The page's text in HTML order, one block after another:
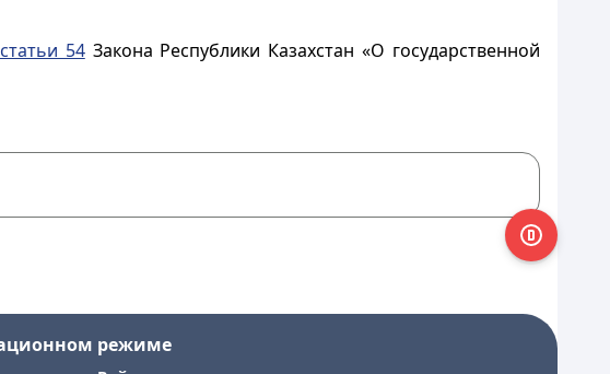
54Закона Республики Казахстан «О государственной
режиме